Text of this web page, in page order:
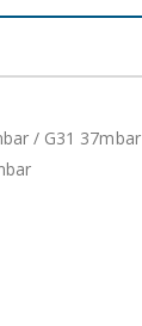
/ G31 37mbar